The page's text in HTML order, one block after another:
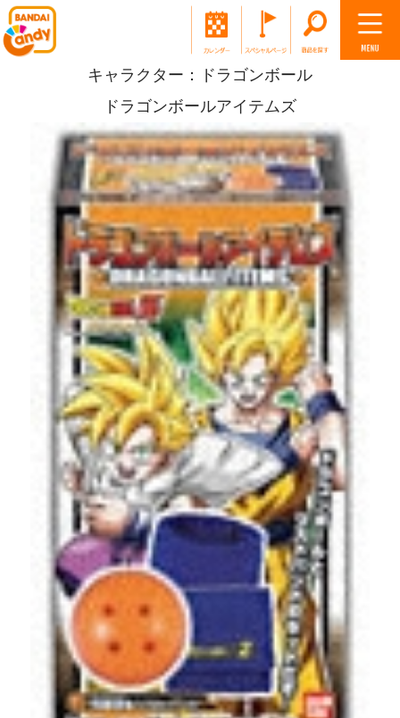
キャラクター：ドラゴンボール
ドラゴンボールアイテムズ